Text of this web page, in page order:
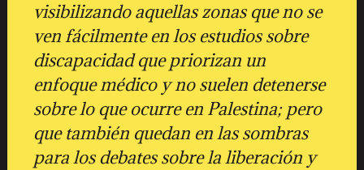
visibilizando aquellas zonas que no se
ven fácilmente en los estudios sobre
discapacidad que priorizan un
enfoque médico y no suelen detenerse
sobre lo que ocurre en Palestina; pero
que también quedan en las sombras
para los debates sobre la liberación y